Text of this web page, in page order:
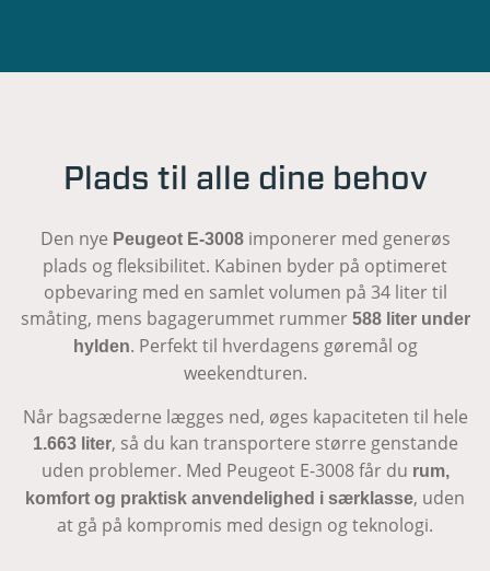
Plads til alle dine behov
Den nye Peugeot E-3008imponerer med generøs
plads og fleksibilitet. Kabinen byder på optimeret
opbevaring med en samlet volumen på 34 liter til
småting, mens bagagerummet rummer 588 liter under
hylden. Perfekt til hverdagens gøremål og
weekendturen.
Når bagsæderne lægges ned, øges kapaciteten til hele
1.663 liter, så du kan transportere større genstande
uden problemer. Med Peugeot E-3008 får du rum,
komfort og praktisk anvendelighed i særklasse, uden
at gå på kompromis med design og teknologi.